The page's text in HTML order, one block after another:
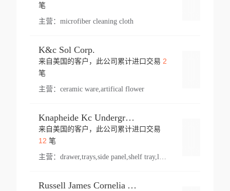
笔
主营： microfiber cleaning cloth
K&c Sol Corp.
来自美国的客户，此公司累计进口交易 2
笔
主营： ceramic ware,artifical flower
Knapheide Kc Underground
来自美国的客户，此公司累计进口交易
12 笔
主营：
Russell James Cornelia Arlington Va